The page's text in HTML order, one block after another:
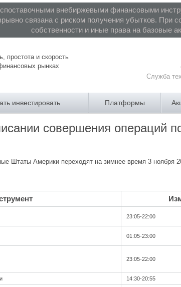
внебиржевыми финансовыми
связана с риском получения убытков. При
собственности и иные права на базовые
простота и скорость
рынках
Служба
инвестировать Платформы
совершения операций
Штаты Америки переходят на зимнее время 3 ноября
23:05-22:00
01:05-23:00
23:05-22:00
14:30-20:55